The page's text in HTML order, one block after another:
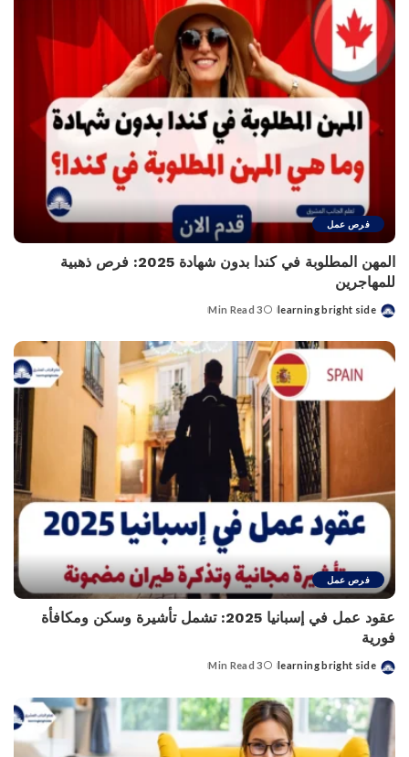
فرص عمل
المهن المطلوبة في كندا بدون شهادة 2025: فرص ذهبية
للمهاجرين
Posted
learning bright side
3 Min Read
فرص عمل
عقود عمل في إسبانيا 2025: تشمل تأشيرة وسكن ومكافأة
فورية
Posted
learning bright side
3 Min Read